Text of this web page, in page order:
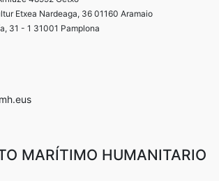
Etxea Nardeaga, 36 01160 Aramaio
31 - 1 31001 Pamplona
MARÍTIMO HUMANITARIO